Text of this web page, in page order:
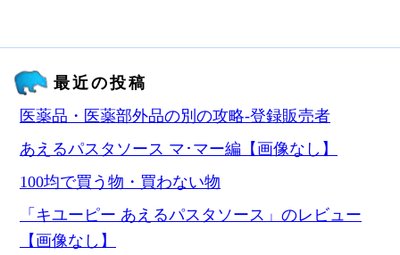
最近の投稿
医薬品・医薬部外品の別の攻略‐登録販売者
あえるパスタソース マ･マー編【画像なし】
100均で買う物・買わない物
「キユーピー あえるパスタソース」のレビュー
【画像なし】